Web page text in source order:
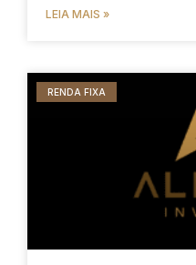
LEIA MAIS »
RENDA FIXA